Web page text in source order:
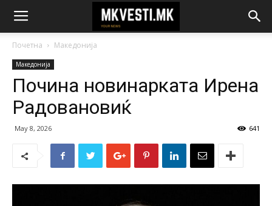
Почетна Македонија
Македонија
Почина новинарката Ирена
Радовановиќ
May 8, 2026 641